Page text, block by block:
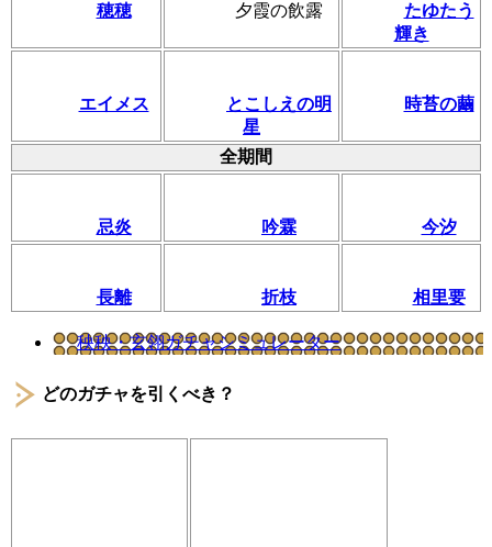
穂穂 夕霞の飲露
たゆたう
輝き
エイメス
とこしえの明
星
時苔の繭
全期間
忌炎 吟霖 今汐
長離 折枝 相里要
秧秧・玄翎ガチャシミュレーター
どのガチャを引くべき？